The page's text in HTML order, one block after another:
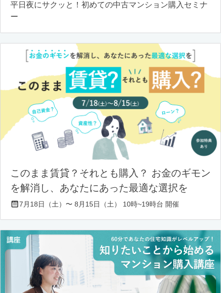
平日夜にサクッと！初めての中古マンション購入セミナ
ー
このまま賃貸？それとも購入？ お金のギモン
を解消し、あなたにあった最適な選択を
7月18日（土）〜 8月15日（土） 10時~19時台 開催